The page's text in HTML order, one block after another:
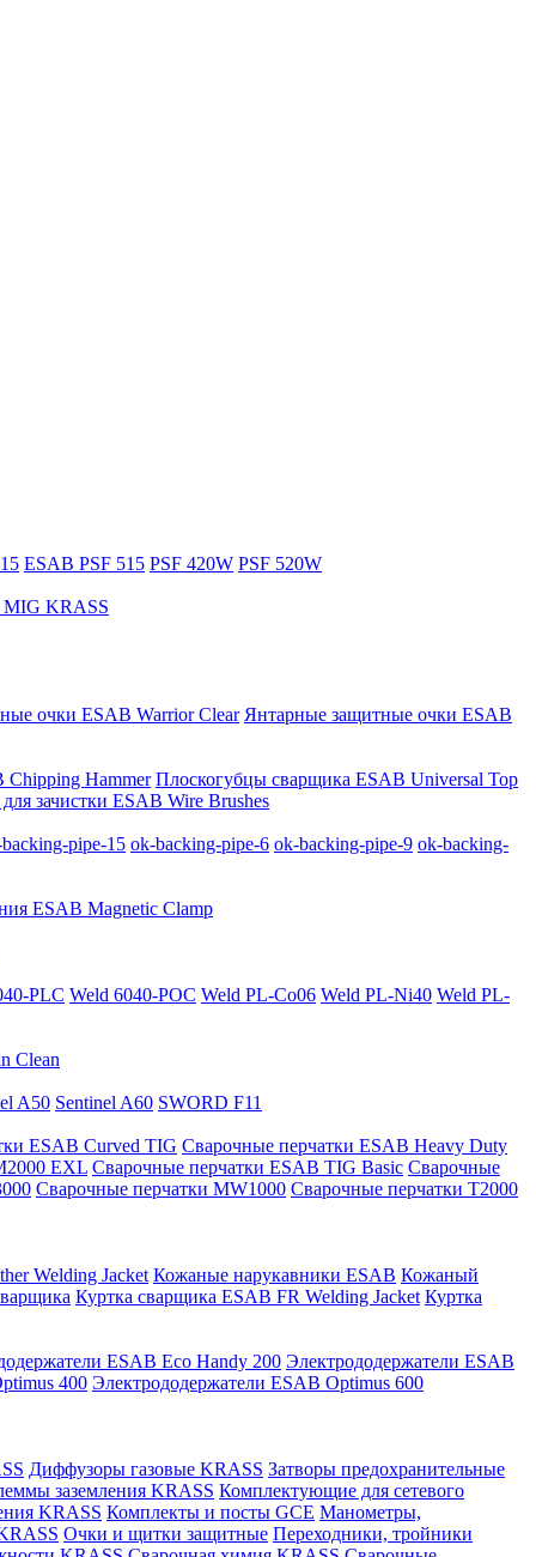
ESAB PSF 515 PSF 420W PSF 520W
MIG KRASS
очки ESAB Warrior Clear Янтарные защитные очки ESAB
Hammer Плоскогубцы сварщика ESAB Universal Top
зачистки ESAB Wire Brushes
pipe-15 ok-backing-pipe-6 ok-backing-pipe-9 ok-backing-
ESAB Magnetic Clamp
PLС Weld 6040-POC Weld PL-Co06 Weld PL-Ni40 Weld PL-
Clean
A50 Sentinel A60 SWORD F11
ESAB Curved TIG Сварочные перчатки ESAB Heavy Duty
EXL Сварочные перчатки ESAB TIG Basic Сварочные
Сварочные перчатки MW1000 Сварочные перчатки T2000
Welding Jacket Кожаные нарукавники ESAB Кожаный
Куртка сварщика ESAB FR Welding Jacket Куртка
ESAB Eco Handy 200 Электрододержатели ESAB
400 Электрододержатели ESAB Optimus 600
Диффузоры газовые KRASS Затворы предохранительные
заземления KRASS Комплектующие для сетевого
KRASS Комплекты и посты GCE Манометры,
Очки и щитки защитные Переходники, тройники